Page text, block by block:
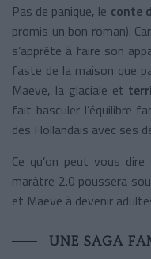
Pas de panique, le conte
promis un bon roman).
s’apprête à faire son
faste de la maison que
Maeve, la glaciale et
fait basculer l’équilibre
des Hollandais avec ses
Ce qu’on peut vous
marâtre 2.0 poussera
et Maeve à devenir
UNE SAGA